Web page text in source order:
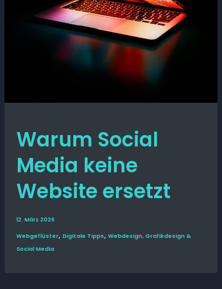
Warum Social
Media keine
Website ersetzt
12. März 2026
Web­­geflüster, Digitale Tipps, Webdesign, Grafikdesign &
Social Media